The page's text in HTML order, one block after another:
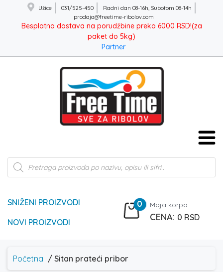
Užice 031/525-450
Radni dan 08-16h, Subotom 08-14h
prodaja@freetime-ribolov.com
Besplatna dostava na porudžbine preko 6000 RSD!(za
paket do 5kg)
Partner
Products
search
SNIŽENI PROIZVODI
NOVI PROIZVODI
0 Moja korpa
0 RSD
Početna / Sitan prateći pribor